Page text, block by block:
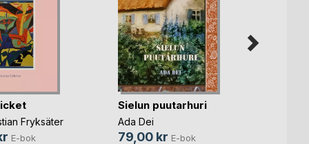
Fryksäter
E-bok
Sielun puutarhuri
Ada Dei
79,00 kr E-bok